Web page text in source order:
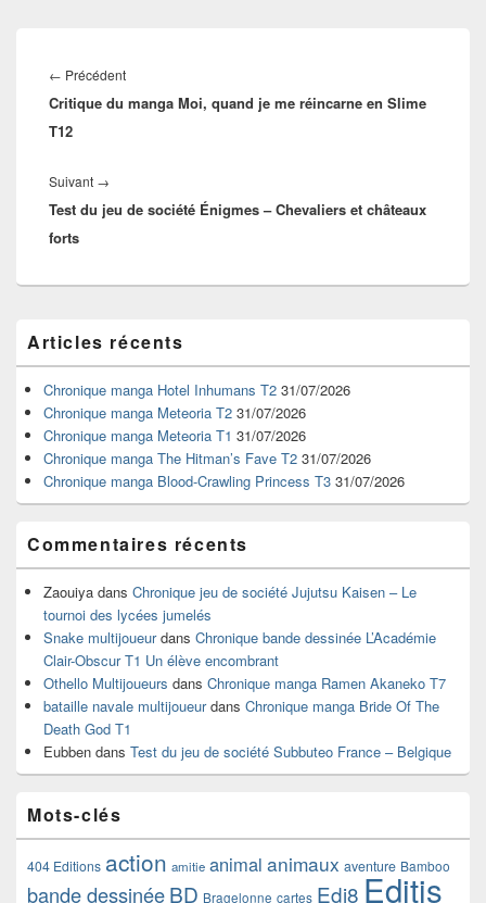
de
l’article
← PrécédentArticle
précédent :
Critique du manga Moi, quand je me réincarne en Slime
T12
Suivant →
suivant :
Test du jeu de société Énigmes – Chevaliers et châteaux
forts
principale
de
widget
pour
barre
latérale
Articles récents
Chronique manga Hotel Inhumans T2 31/07/2026
Chronique manga Meteoria T2 31/07/2026
Chronique manga Meteoria T1 31/07/2026
Chronique manga The Hitman’s Fave T2 31/07/2026
Chronique manga Blood-Crawling Princess T3 31/07/2026
Commentaires récents
Zaouiya dans Chronique jeu de société Jujutsu Kaisen – Le
tournoi des lycées jumelés
Snake multijoueurdans Chronique bande dessinée L’Académie
Clair-Obscur T1 Un élève encombrant
Othello Multijoueurs dans Chronique manga Ramen Akaneko T7
bataille navale multijoueurdans Chronique manga Bride Of The
Death God T1
Eubben dans Test du jeu de société Subbuteo France – Belgique
Mots-clés
404 Editions action amitie animal animaux aventure Bamboo
bande dessinéeBD Bragelonne cartes Edi8 Editis